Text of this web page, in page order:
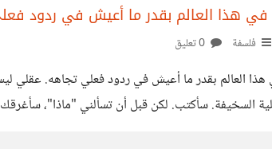
في هذا العالم بقدر ما أعيش في ردود
فلسفة
السخيفة. سأكتب. لكن قبل أن تسألني "ماذا"،